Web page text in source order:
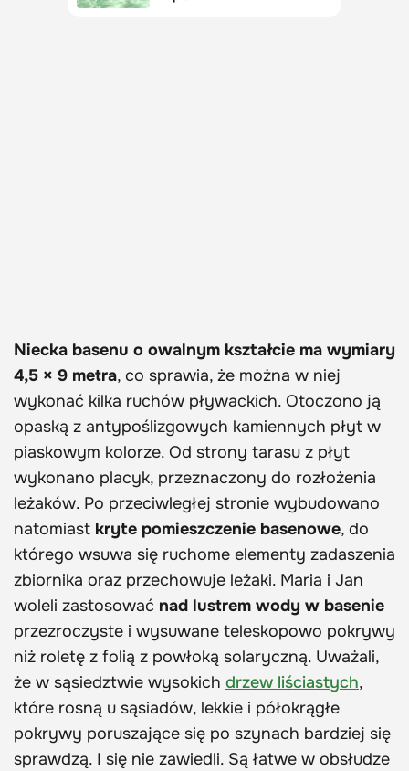
Niecka basenu o owalnym kształcie ma wymiary
4,5 × 9 metra, co sprawia, że można w niej
wykonać kilka ruchów pływackich. Otoczono ją
opaską z antypoślizgowych kamiennych płyt w
piaskowym kolorze. Od strony tarasu z płyt
wykonano placyk, przeznaczony do rozłożenia
leżaków. Po przeciwległej stronie wybudowano
natomiast kryte pomieszczenie basenowe, do
którego wsuwa się ruchome elementy zadaszenia
zbiornika oraz przechowuje leżaki. Maria i Jan
woleli zastosować nad lustrem wody w basenie
przezroczyste i wysuwane teleskopowo pokrywy
niż roletę z folią z powłoką solaryczną. Uważali,
że w sąsiedztwie wysokich drzew liściastych,
które rosną u sąsiadów, lekkie i półokrągłe
pokrywy poruszające się po szynach bardziej się
sprawdzą. I się nie zawiedli. Są łatwe w obsłudze